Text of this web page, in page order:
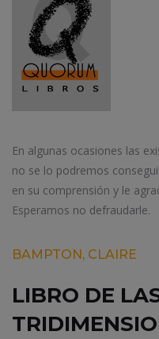
En algunas ocasiones las
no se lo podremos
en su comprensión y le
Esperamos no defraudarle.
BAMPTON, CLAIRE
LIBRO DE